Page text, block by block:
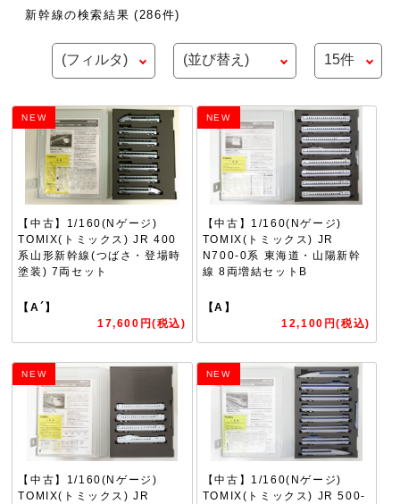
新幹線の検索結果 (286件)
NEW
【中古】1/160(Nゲージ)
TOMIX(トミックス) JR 400
系山形新幹線(つばさ・登場時
塗装) 7両セット
【A´】
17,600円(税込)
NEW
【中古】1/160(Nゲージ)
TOMIX(トミックス) JR
N700-0系 東海道・山陽新幹
線 8両増結セットB
【A】
12,100円(税込)
NEW
【中古】1/160(Nゲージ)
TOMIX(トミックス) JR
NEW
【中古】1/160(Nゲージ)
TOMIX(トミックス) JR 500-